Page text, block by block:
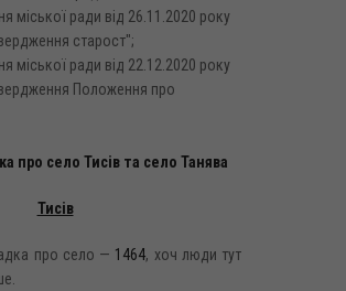
міської ради від 26.11.2020 року
старост";
міської ради від 22.12.2020 року
Положення про
про село Тисів та село Танява
Тисів
про село — 1464, хоч люди тут